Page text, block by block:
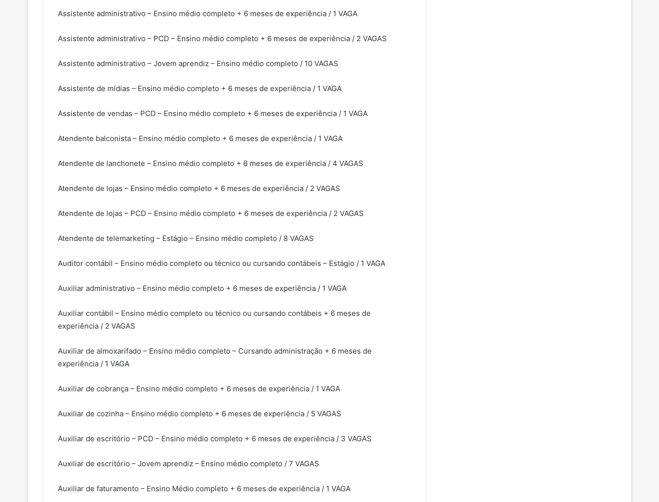
Assistente administrativo – Ensino médio completo + 6 meses de experiência / 1 VAGA
Assistente administrativo – PCD – Ensino médio completo + 6 meses de experiência / 2 VAGAS
Assistente administrativo – Jovem aprendiz – Ensino médio completo / 10 VAGAS
Assistente de mídias – Ensino médio completo + 6 meses de experiência / 1 VAGA
Assistente de vendas – PCD – Ensino médio completo + 6 meses de experiência / 1 VAGA
Atendente balconista – Ensino médio completo + 6 meses de experiência / 1 VAGA
Atendente de lanchonete – Ensino médio completo + 6 meses de experiência / 4 VAGAS
Atendente de lojas – Ensino médio completo + 6 meses de experiência / 2 VAGAS
Atendente de lojas – PCD – Ensino médio completo + 6 meses de experiência / 2 VAGAS
Atendente de telemarketing – Estágio – Ensino médio completo / 8 VAGAS
Auditor contábil – Ensino médio completo ou técnico ou cursando contábeis – Estágio / 1 VAGA
Auxiliar administrativo – Ensino médio completo + 6 meses de experiência / 1 VAGA
Auxiliar contábil – Ensino médio completo ou técnico ou cursando contábeis + 6 meses de
experiência / 2 VAGAS
Auxiliar de almoxarifado – Ensino médio completo – Cursando administração + 6 meses de
experiência / 1 VAGA
Auxiliar de cobrança – Ensino médio completo + 6 meses de experiência / 1 VAGA
Auxiliar de cozinha – Ensino médio completo + 6 meses de experiência / 5 VAGAS
Auxiliar de escritório – PCD – Ensino médio completo + 6 meses de experiência / 3 VAGAS
Auxiliar de escritório – Jovem aprendiz – Ensino médio completo / 7 VAGAS
Auxiliar de faturamento – Ensino Médio completo + 6 meses de experiência / 1 VAGA